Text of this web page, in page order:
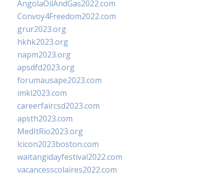
AngolaOilAndGas2022.com
Convoy4Freedom2022.com
grur2023.org
hkhk2023.org
napm2023.org
apsdfd2023.org
forumausape2023.com
imkl2023.com
careerfaircsd2023.com
apsth2023.com
MedItRio2023.org
lcicon2023boston.com
waitangidayfestival2022.com
vacancesscolaires2022.com